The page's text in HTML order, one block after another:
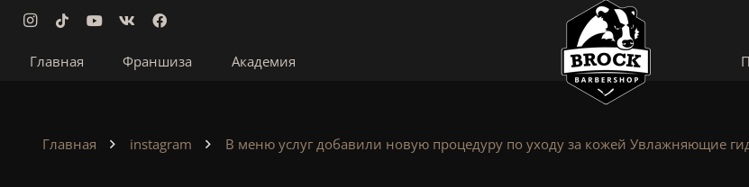
Главная Франшиза Академия
Главная instagram В меню услуг добавили новую процедуру по уходу за кожей Увлажняющие